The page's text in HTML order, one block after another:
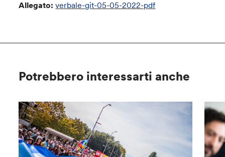
Allegato: verbale-git-05-05-2022-pdf
Potrebbero interessarti anche